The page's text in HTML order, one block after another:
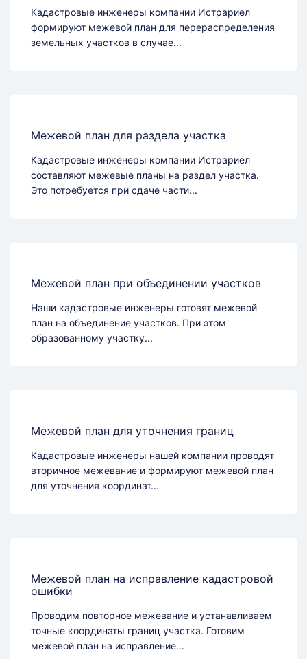
Кадастровые инженеры компании Истрариел
формируют межевой план для перераспределения
земельных участков в случае...
Межевой план для раздела участка
Кадастровые инженеры компании Истрариел
составляют межевые планы на раздел участка.
Это потребуется при сдаче части...
Межевой план при объединении участков
Наши кадастровые инженеры готовят межевой
план на объединение участков. При этом
образованному участку...
Межевой план для уточнения границ
Кадастровые инженеры нашей компании проводят
вторичное межевание и формируют межевой план
для уточнения координат...
Межевой план на исправление кадастровой
ошибки
Проводим повторное межевание и устанавливаем
точные координаты границ участка. Готовим
межевой план на исправление...